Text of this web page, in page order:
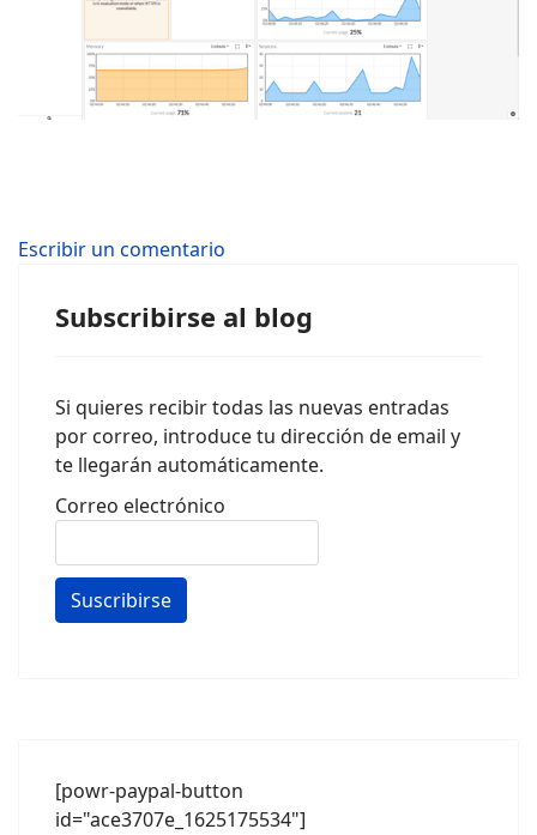
Escribir un comentario
Subscribirse al blog
Si quieres recibir todas las nuevas entradas
por correo, introduce tu dirección de email y
te llegarán automáticamente.
Correo electrónico
[powr-paypal-button
id="ace3707e_1625175534"]